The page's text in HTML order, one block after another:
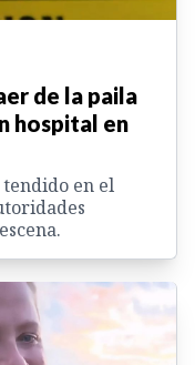
de la paila
hospital en
en el